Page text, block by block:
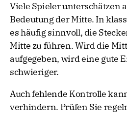
Viele Spieler unterschätzen
Bedeutung der Mitte. In
es häufig sinnvoll, die
Mitte zu führen. Wird die
aufgegeben, wird eine gute
schwieriger.
Auch fehlende Kontrolle
verhindern. Prüfen Sie